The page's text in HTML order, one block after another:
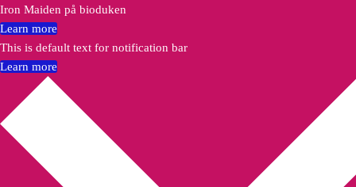
Iron Maiden på bioduken
Learn more
This is default text for notification bar
Learn more